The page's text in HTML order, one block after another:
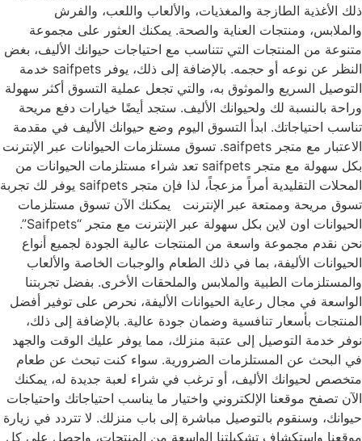
ذلك الأغذية الطازجة والمغذيات، والألعاب واللعب، والفرش
والملابس، ومنتجات العناية والصحة. يمكنك العثور على مجموعة
متنوعة من المنتجات التي تتناسب مع احتياجات حيوانك الأليف، بغض
النظر عن نوعه أو حجمه. بالإضافة إلى ذلك، يوفر saifpets خدمة
التوصيل السريع والموثوق به، والتي تجعل عملية التسوق أكثر سهولة
وراحة بالنسبة لك ولحيوانك الأليف. ستجد أيضًا خيارات دفع مريحة
تناسب احتياجاتك. ابدأ التسوق اليوم وضع حيوانك الأليف في مقدمة
الاعتبار مع متجر saifpets. تسوق مستلزمات الحيوانات عبر الإنترنت
بكل سهولة مع متجر saifpets تعد شراء مستلزمات الحيوانات من
المحلات التقليدية أمراً مزعجاً، لذا فإن متجر saifpets يوفر لك تجربة
تسوق مريحة وممتعة عبر الإنترنت يمكنك الآن تسوق مستلزمات
الحيوانات اون لاين بكل سهولة عبر الإنترنت مع متجر “Saifpets”.
نحن نقدم مجموعة واسعة من المنتجات عالية الجودة لجميع أنواع
الحيوانات الأليفة، بما في ذلك الطعام والوجبات الخاصة والألعاب
والمستلزمات الطبية والملابس والملحقات الأخرى. بفضل تجربتنا
الواسعة في مجال رعاية الحيوانات الأليفة، نحرص على توفير أفضل
المنتجات بأسعار تنافسية وضمان جودة عالية. بالإضافة إلى ذلك،
نوفر خدمة التوصيل إلى عتبة منزلك، مما يوفر عليك الوقت والجهد
في البحث عن المستلزمات الضرورية. سواء كنت تبحث عن طعام
متخصص لحيوانك الأليف، أو ترغب في شراء لعبة جديدة له، يمكنك
الآن تصفح موقعنا الإلكتروني واختيار ما يناسب احتياجاتك واحتياجات
حيوانك، وسنقوم بالتوصيل مباشرة إلى باب منزلك. لا تتردد في زيارة
موقعنا واستكشاف تشكيلتنا الواسعة من المنتجات، واحصل على كل